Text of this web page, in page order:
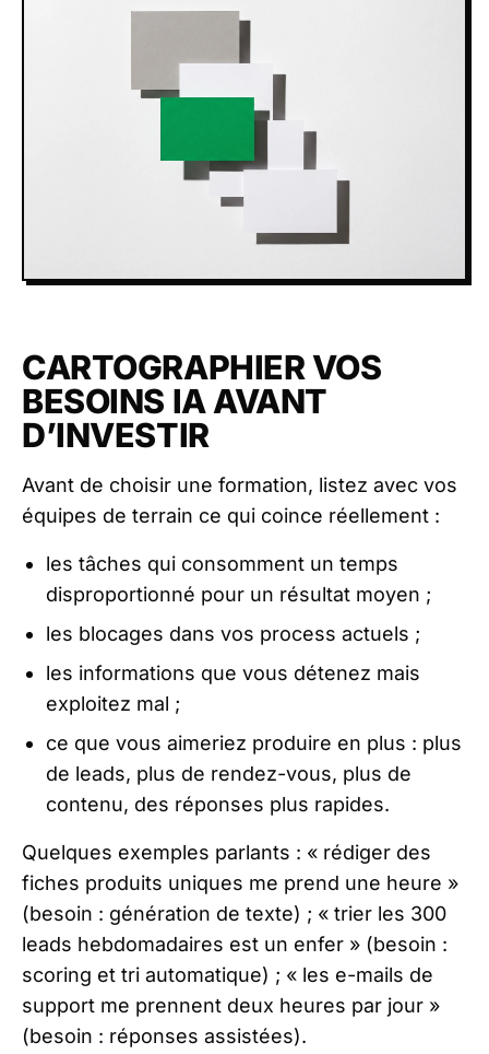
CARTOGRAPHIER VOS
BESOINS IA AVANT
D’INVESTIR
Avant de choisir une formation, listez avec vos
équipes de terrain ce qui coince réellement :
les tâches qui consomment un temps
disproportionné pour un résultat moyen ;
les blocages dans vos process actuels ;
les informations que vous détenez mais
exploitez mal ;
ce que vous aimeriez produire en plus : plus
de leads, plus de rendez-vous, plus de
contenu, des réponses plus rapides.
Quelques exemples parlants : « rédiger des
fiches produits uniques me prend une heure »
(besoin : génération de texte) ; « trier les 300
leads hebdomadaires est un enfer » (besoin :
scoring et tri automatique) ; « les e-mails de
support me prennent deux heures par jour »
(besoin : réponses assistées).